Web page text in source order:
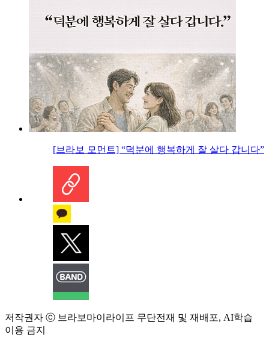
[브라보 모먼트] “덕분에 행복하게 잘 살다 갑니다”
저작권자 ⓒ 브라보마이라이프 무단전재 및 재배포, AI학습
이용 금지